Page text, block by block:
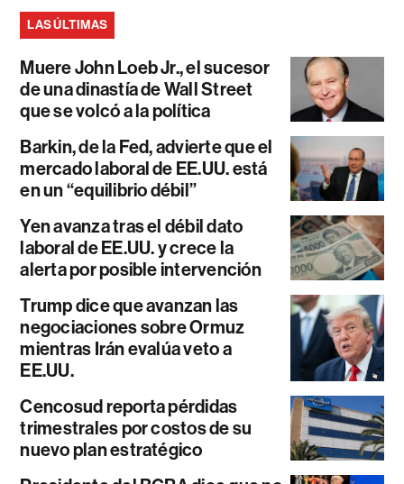
LAS ÚLTIMAS
Muere John Loeb Jr., el sucesor
de una dinastía de Wall Street
que se volcó a la política
Barkin, de la Fed, advierte que el
mercado laboral de EE.UU. está
en un “equilibrio débil”
Yen avanza tras el débil dato
laboral de EE.UU. y crece la
alerta por posible intervención
Trump dice que avanzan las
negociaciones sobre Ormuz
mientras Irán evalúa veto a
EE.UU.
Cencosud reporta pérdidas
trimestrales por costos de su
nuevo plan estratégico